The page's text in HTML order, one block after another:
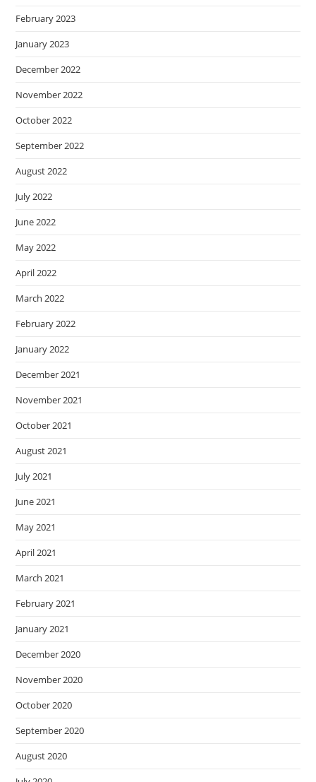
February 2023
January 2023
December 2022
November 2022
October 2022
September 2022
August 2022
July 2022
June 2022
May 2022
April 2022
March 2022
February 2022
January 2022
December 2021
November 2021
October 2021
August 2021
July 2021
June 2021
May 2021
April 2021
March 2021
February 2021
January 2021
December 2020
November 2020
October 2020
September 2020
August 2020